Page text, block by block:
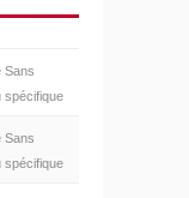
Sans
spécifique
Sans
spécifique